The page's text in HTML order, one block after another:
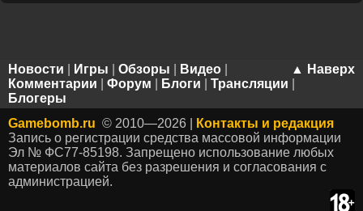
▲ Наверх
Новости Игры Обзоры Видео
Комментарии
Форум Блоги Трансляции
Блогеры
Gamebomb.ru © 2010—2026 |
Контакты и редакция
Запись о регистрации средства массовой информации
Эл № ФС77-85198. Запрещено использование любых
материалов сайта без разрешения и согласования с
администрацией.